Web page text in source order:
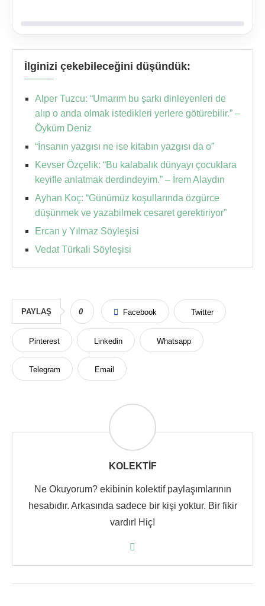
İlginizi çekebileceğini düşündük:
Alper Tuzcu: “Umarım bu şarkı dinleyenleri de
alıp o anda olmak istedikleri yerlere götürebilir.” –
Öyküm Deniz
“İnsanın yazgısı ne ise kitabın yazgısı da o”
Kevser Özçelik: “Bu kalabalık dünyayı çocuklara
keyifle anlatmak derdindeyim.” – İrem Alaydın
Ayhan Koç: “Günümüz koşullarında özgürce
düşünmek ve yazabilmek cesaret gerektiriyor”
Ercan y Yılmaz Söyleşisi
Vedat Türkali Söyleşisi
PAYLAŞ 0 Facebook Twitter
Pinterest Linkedin Whatsapp
Telegram Email
KOLEKTIF
Ne Okuyorum? ekibinin kolektif paylaşımlarının
hesabıdır. Arkasında sadece bir kişi yoktur. Bir fikir
vardır! Hiç!